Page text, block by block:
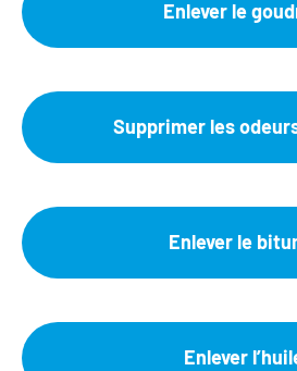
Enlever le
Supprimer les
Enlever le
Enlever